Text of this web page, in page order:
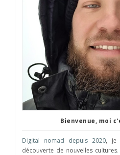
Bienvenue, moi
Digital nomad depuis 2020, je
découverte de nouvelles